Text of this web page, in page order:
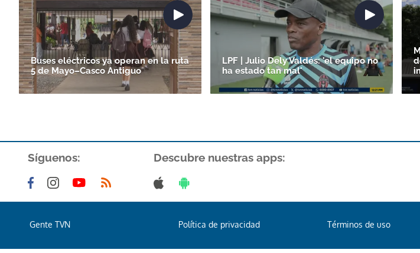
Buses eléctricos ya operan en la ruta
5 de Mayo–Casco Antiguo
LPF | Julio Dely Valdés: 'el equipo no
ha estado tan mal'
Síguenos: Descubre nuestras apps:
Gente TVN Política de privacidad Términos de uso